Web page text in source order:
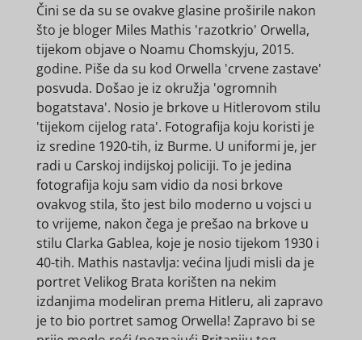
Čini se da su se ovakve glasine proširile nakon
što je bloger Miles Mathis 'razotkrio' Orwella,
tijekom objave o Noamu Chomskyju, 2015.
godine. Piše da su kod Orwella 'crvene zastave'
posvuda. Došao je iz okružja 'ogromnih
bogatstava'. Nosio je brkove u Hitlerovom stilu
'tijekom cijelog rata'. Fotografija koju koristi je
iz sredine 1920-tih, iz Burme. U uniformi je, jer
radi u Carskoj indijskoj policiji. To je jedina
fotografija koju sam vidio da nosi brkove
ovakvog stila, što jest bilo moderno u vojsci u
to vrijeme, nakon čega je prešao na brkove u
stilu Clarka Gablea, koje je nosio tijekom 1930 i
40-tih. Mathis nastavlja: većina ljudi misli da je
portret Velikog Brata korišten na nekim
izdanjima modeliran prema Hitleru, ali zapravo
je to bio portret samog Orwella! Zapravo bi se